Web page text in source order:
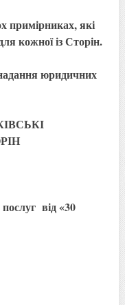
примірниках, які
кожної із Сторін.
юридичних
від «30